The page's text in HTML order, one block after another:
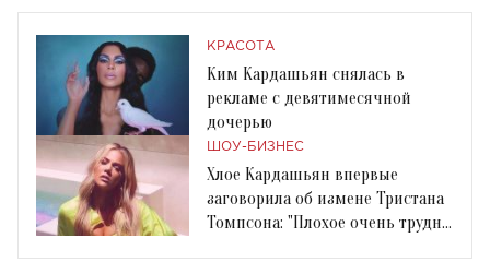
КРАСОТА
Ким Кардашьян снялась в
рекламе с девятимесячной
дочерью
ШОУ-БИЗНЕС
Хлое Кардашьян впервые
заговорила об измене Тристана
Томпсона: "Плохое очень трудно